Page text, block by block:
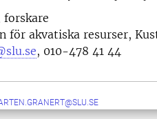
forskare
för akvatiska resurser,
, 010-478 41 44